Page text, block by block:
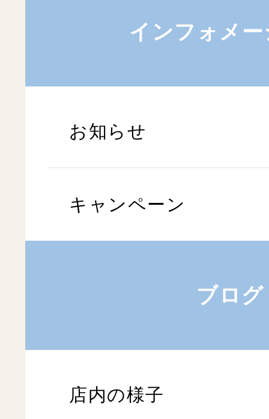
インフォメ
お知らせ
キャンペーン
ブログ
店内の様子